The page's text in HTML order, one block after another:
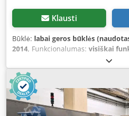
Klausti
Būklė: labai geros būklės
2014, Funkcionalumas: visiškai
, matavimo
matavimo diapazonas Y ašis:700
diapazonas Z ašis:
,
prietaisas Coord3 ARES NT 7.7.5
Motorizuota besisukanti galva:
valdymas: Renishaw MCU LITE-2